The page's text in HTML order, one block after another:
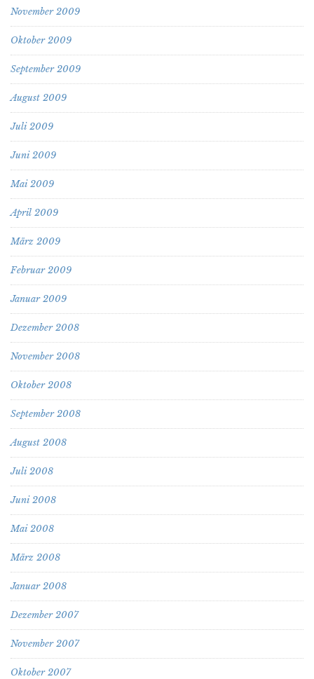
November 2009
Oktober 2009
September 2009
August 2009
Juli 2009
Juni 2009
Mai 2009
April 2009
März 2009
Februar 2009
Januar 2009
Dezember 2008
November 2008
Oktober 2008
September 2008
August 2008
Juli 2008
Juni 2008
Mai 2008
März 2008
Januar 2008
Dezember 2007
November 2007
Oktober 2007